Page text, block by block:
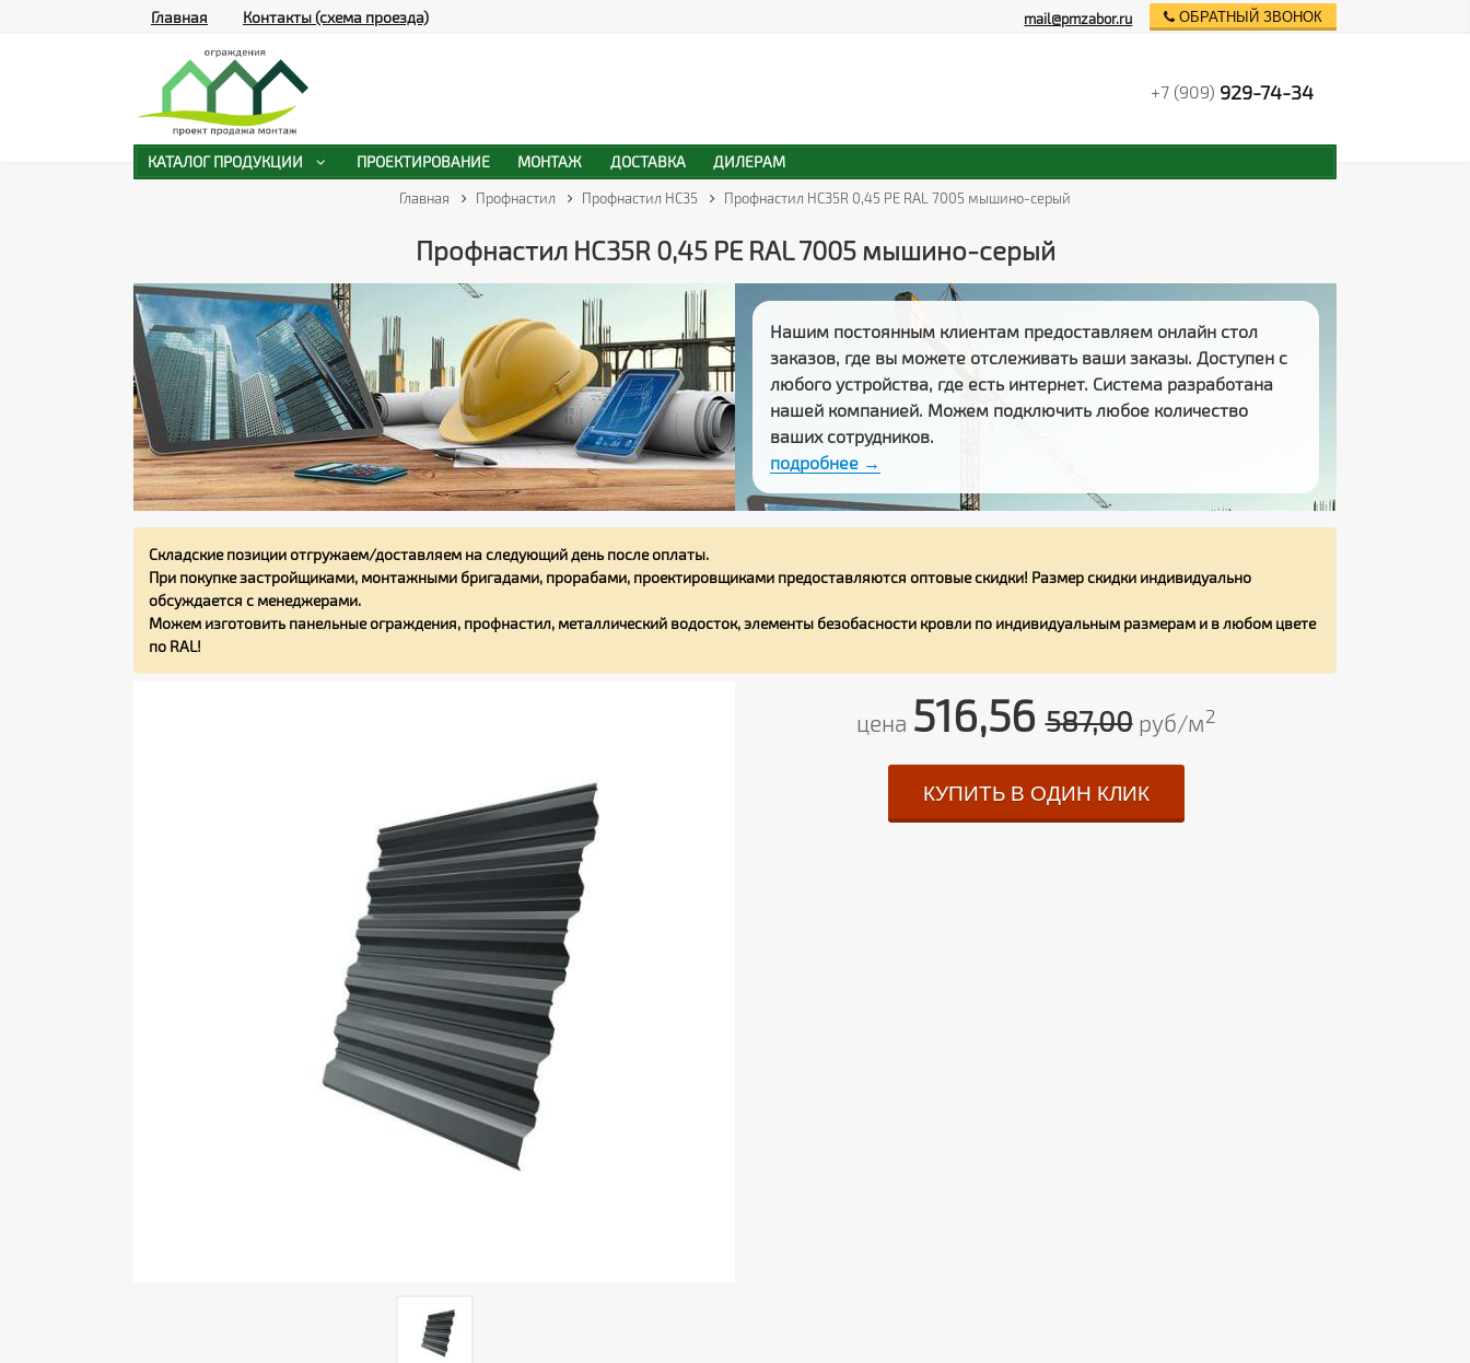
Главная Профнастил Профнастил НС35 Профнастил HC35R 0,45 PE RAL 7005 мышино-серый
Профнастил HC35R 0,45 PE RAL 7005 мышино-серый
Нашим постоянным клиентам предоставляем онлайн стол
заказов, где вы можете отслеживать ваши заказы. Доступен с
любого устройства, где есть интернет. Система разработана
нашей компанией. Можем подключить любое количество
ваших сотрудников.
подробнее →
Складские позиции отгружаем/доставляем на следующий день после оплаты.
При покупке застройщиками, монтажными бригадами, прорабами, проектировщиками предоставляются оптовые скидки! Размер скидки индивидуально
обсуждается с менеджерами.
Можем изготовить панельные ограждения, профнастил, металлический водосток, элементы безобасности кровли по индивидуальным размерам и в любом цвете
по RAL!
цена 516,56587,00руб/м2
КУПИТЬ В ОДИН КЛИК
Главная Контакты (схема проезда) mail@pmzabor.ru ОБРАТНЫЙ ЗВОНОК
+7 (909) 929-74-34
КАТАЛОГ ПРОДУКЦИИ ПРОЕКТИРОВАНИЕ МОНТАЖ ДОСТАВКА ДИЛЕРАМ